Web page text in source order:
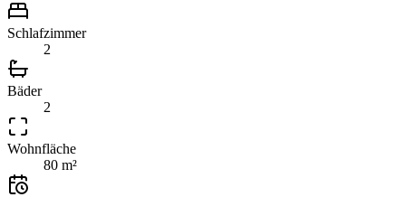
Schlafzimmer
2
Bäder
2
Wohnfläche
80 m²